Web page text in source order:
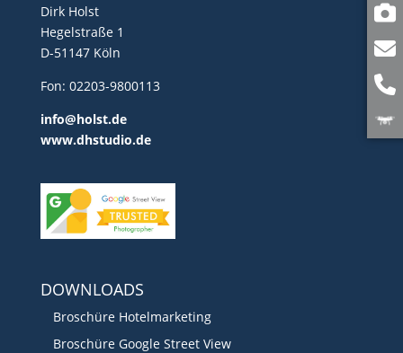
Dirk Holst
Hegelstraße 1
D-51147 Köln
Fon: 02203-9800113
info@holst.de
www.dhstudio.de
DOWNLOADS
Broschüre Hotelmarketing
Broschüre Google Street View